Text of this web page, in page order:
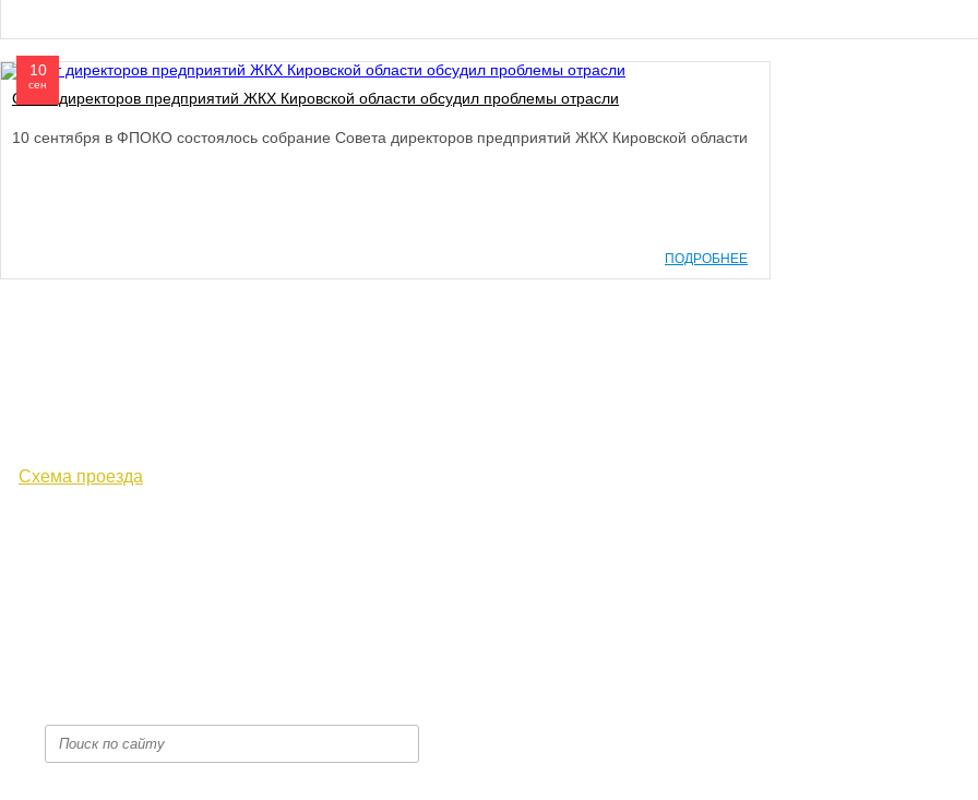
10
сен
Совет директоров предприятий ЖКХ Кировской области обсудил проблемы отрасли
10 сентября в ФПОКО состоялось собрание Совета директоров предприятий ЖКХ Кировской области
ПОДРОБНЕЕ
Схема проезда